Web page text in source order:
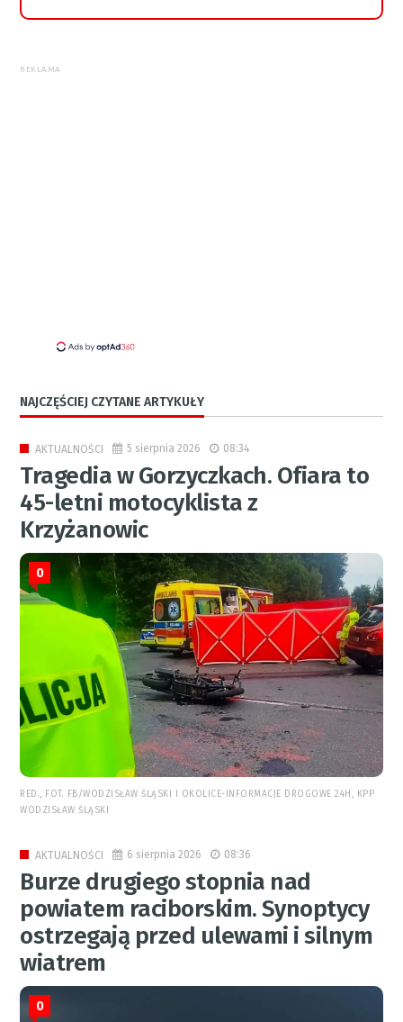
REKLAMA
NAJCZĘŚCIEJ CZYTANE ARTYKUŁY
AKTUALNOŚCI 5 sierpnia 2026 08:34
Tragedia w Gorzyczkach. Ofiara to
45-letni motocyklista z
Krzyżanowic
0
RED., FOT. FB/WODZISŁAW ŚLĄSKI I OKOLICE-INFORMACJE DROGOWE 24H, KPP
WODZISŁAW ŚLĄSKI
AKTUALNOŚCI 6 sierpnia 2026 08:36
Burze drugiego stopnia nad
powiatem raciborskim. Synoptycy
ostrzegają przed ulewami i silnym
wiatrem
0